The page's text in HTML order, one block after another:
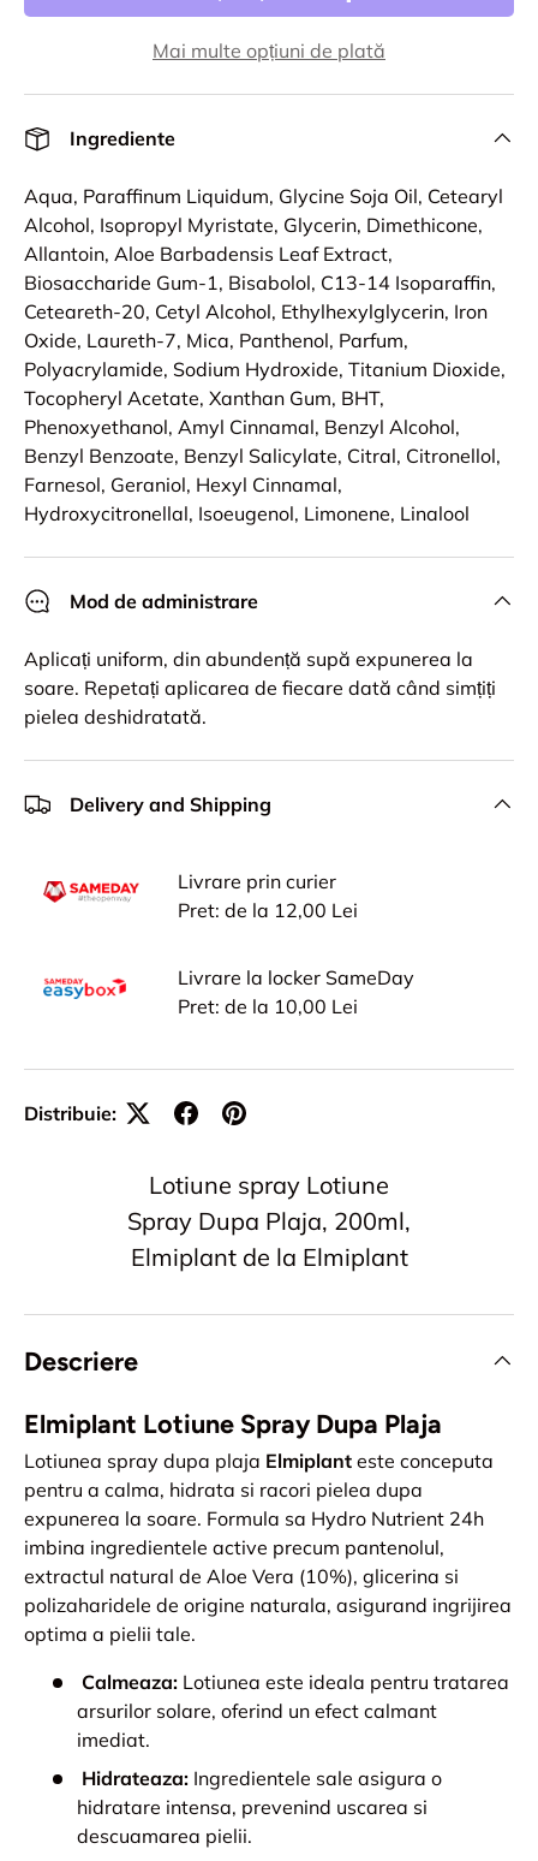
Mai multe opțiuni de plată
Ingrediente
Aqua, Paraffinum Liquidum, Glycine Soja Oil, Cetearyl
Alcohol, Isopropyl Myristate, Glycerin, Dimethicone,
Allantoin, Aloe Barbadensis Leaf Extract,
Biosaccharide Gum-1, Bisabolol, C13-14 Isoparaffin,
Ceteareth-20, Cetyl Alcohol, Ethylhexylglycerin, Iron
Oxide, Laureth-7, Mica, Panthenol, Parfum,
Polyacrylamide, Sodium Hydroxide, Titanium Dioxide,
Tocopheryl Acetate, Xanthan Gum, BHT,
Phenoxyethanol, Amyl Cinnamal, Benzyl Alcohol,
Benzyl Benzoate, Benzyl Salicylate, Citral, Citronellol,
Farnesol, Geraniol, Hexyl Cinnamal,
Hydroxycitronellal, Isoeugenol, Limonene, Linalool
Mod de administrare
Aplicați uniform, din abundență supă expunerea la
soare. Repetați aplicarea de fiecare dată când simțiți
pielea deshidratată.
Delivery and Shipping
Livrare prin curier
Pret: de la 12,00 Lei
Livrare la locker SameDay
Pret: de la 10,00 Lei
Distribuie:
Lotiune spray Lotiune
Spray Dupa Plaja, 200ml,
Elmiplant de la Elmiplant
Descriere
Elmiplant Lotiune Spray Dupa Plaja
Lotiunea spray dupa plaja Elmiplant este conceputa
pentru a calma, hidrata si racori pielea dupa
expunerea la soare. Formula sa Hydro Nutrient 24h
imbina ingredientele active precum pantenolul,
extractul natural de Aloe Vera (10%), glicerina si
polizaharidele de origine naturala, asigurand ingrijirea
optima a pielii tale.
Calmeaza: Lotiunea este ideala pentru tratarea
arsurilor solare, oferind un efect calmant
imediat.
Hidrateaza: Ingredientele sale asigura o
hidratare intensa, prevenind uscarea si
descuamarea pielii.